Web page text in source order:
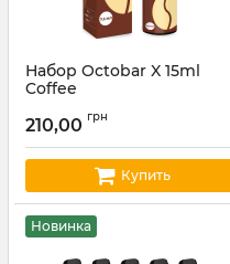
Набор Octobar X 15ml
Coffee
210,00 грн
Купить
Новинка